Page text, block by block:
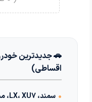
🚗 جدیدترین
اقساطی)
• سمند، LX، XU7، مدل 1394